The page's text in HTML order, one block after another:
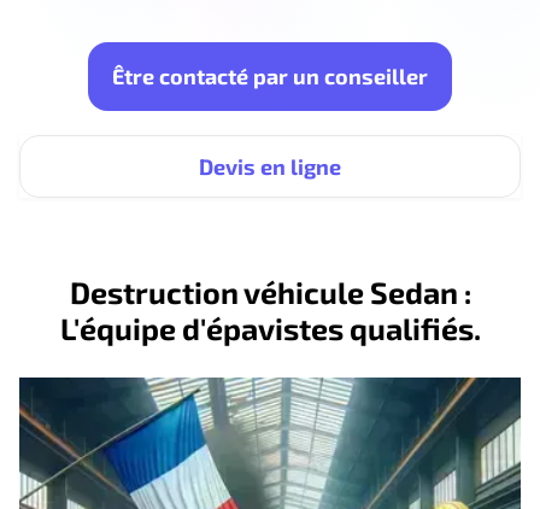
Être contacté par un conseiller
Devis en ligne
Destruction véhicule Sedan :
L'équipe d'épavistes qualifiés.